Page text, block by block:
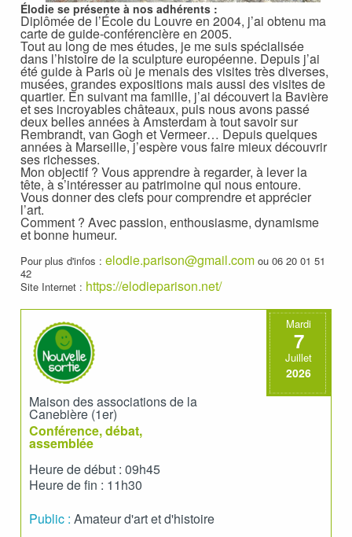
Élodie se présente à nos adhérents :
Diplômée de l’École du Louvre en 2004, j’ai obtenu ma
carte de guide-conférencière en 2005.
Tout au long de mes études, je me suis spécialisée
dans l’histoire de la sculpture européenne. Depuis j’ai
été guide à Paris où je menais des visites très diverses,
musées, grandes expositions mais aussi des visites de
quartier. En suivant ma famille, j’ai découvert la Bavière
et ses incroyables châteaux, puis nous avons passé
deux belles années à Amsterdam à tout savoir sur
Rembrandt, van Gogh et Vermeer… Depuis quelques
années à Marseille, j’espère vous faire mieux découvrir
ses richesses.
Mon objectif ? Vous apprendre à regarder, à lever la
tête, à s’intéresser au patrimoine qui nous entoure.
Vous donner des clefs pour comprendre et apprécier
l’art.
Comment ? Avec passion, enthousiasme, dynamisme
et bonne humeur.
Pour plus d'infos : elodie.parison@gmail.com ou 06 20 01 51
42
Site Internet : https://elodieparison.net/
Mardi
7
Juillet
2026
Maison des associations de la
Canebière (1er)
Conférence, débat,
assemblée
Heure de début : 09h45
Heure de fin : 11h30
Public : Amateur d'art et d'histoire